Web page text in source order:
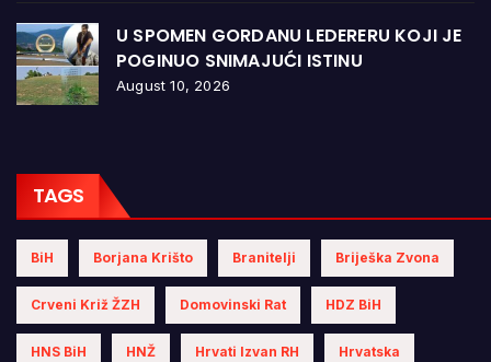
U SPOMEN GORDANU LEDERERU KOJI JE
POGINUO SNIMAJUĆI ISTINU
August 10, 2026
TAGS
BiH Borjana Krišto Branitelji Briješka Zvona
Crveni Križ ŽZH Domovinski Rat HDZ BiH
HNS BiH HNŽ Hrvati Izvan RH Hrvatska